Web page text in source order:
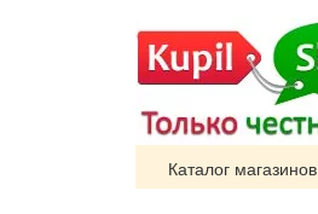
Каталог магазинов